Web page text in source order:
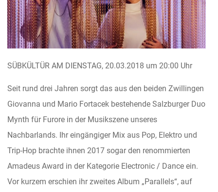
SÜBKÜLTÜR AM DIENSTAG, 20.03.2018 um 20:00 Uhr
Seit rund drei Jahren sorgt das aus den beiden Zwillingen
Giovanna und Mario Fortacek bestehende Salzburger Duo
Mynth für Furore in der Musikszene unseres
Nachbarlands. Ihr eingängiger Mix aus Pop, Elektro und
Trip-Hop brachte ihnen 2017 sogar den renommierten
Amadeus Award in der Kategorie Electronic / Dance ein.
Vor kurzem erschien ihr zweites Album „Parallels“, auf